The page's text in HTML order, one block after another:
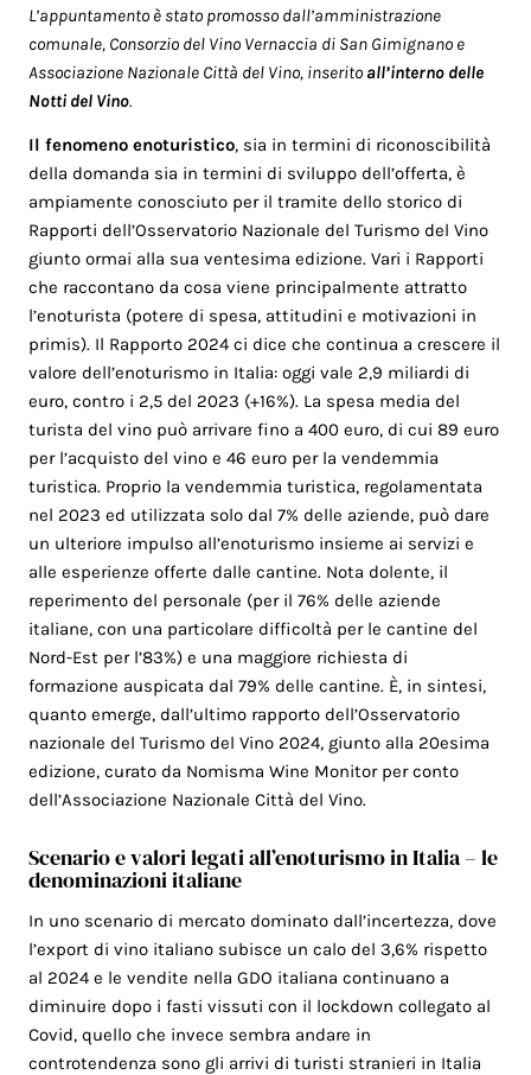
L’appuntamento è stato promosso dall’amministrazione
comunale, Consorzio del Vino Vernaccia di San Gimignano e
Associazione Nazionale Città del Vino, inserito all’interno delle
Notti del Vino.
Il fenomeno enoturistico, sia in termini di riconoscibilità
della domanda sia in termini di sviluppo dell’offerta, è
ampiamente conosciuto per il tramite dello storico di
Rapporti dell’Osservatorio Nazionale del Turismo del Vino
giunto ormai alla sua ventesima edizione. Vari i Rapporti
che raccontano da cosa viene principalmente attratto
l’enoturista (potere di spesa, attitudini e motivazioni in
primis). Il Rapporto 2024 ci dice che continua a crescere il
valore dell’enoturismo in Italia: oggi vale 2,9 miliardi di
euro, contro i 2,5 del 2023 (+16%). La spesa media del
turista del vino può arrivare fino a 400 euro, di cui 89 euro
per l’acquisto del vino e 46 euro per la vendemmia
turistica. Proprio la vendemmia turistica, regolamentata
nel 2023 ed utilizzata solo dal 7% delle aziende, può dare
un ulteriore impulso all’enoturismo insieme ai servizi e
alle esperienze offerte dalle cantine. Nota dolente, il
reperimento del personale (per il 76% delle aziende
italiane, con una particolare difficoltà per le cantine del
Nord-Est per l’83%) e una maggiore richiesta di
formazione auspicata dal 79% delle cantine. È, in sintesi,
quanto emerge, dall’ultimo rapporto dell’Osservatorio
nazionale del Turismo del Vino 2024, giunto alla 20esima
edizione, curato da Nomisma Wine Monitor per conto
dell’Associazione Nazionale Città del Vino.
Scenario e valori legati all’enoturismo in Italia – le
denominazioni italiane
In uno scenario di mercato dominato dall’incertezza, dove
l’export di vino italiano subisce un calo del 3,6% rispetto
al 2024 e le vendite nella GDO italiana continuano a
diminuire dopo i fasti vissuti con il lockdown collegato al
Covid, quello che invece sembra andare in
controtendenza sono gli arrivi di turisti stranieri in Italia